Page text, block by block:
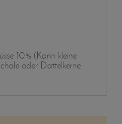
10% (Kann kleine
oder Dattelkerne